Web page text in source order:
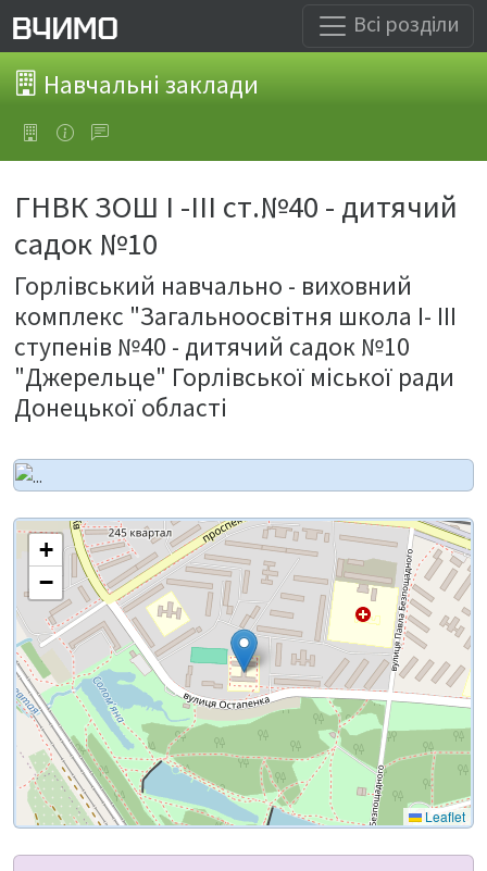
Всі розділи
Навчальні заклади
ГНВК ЗОШ І -ІІІ ст.№40 - дитячий
садок №10
Горлівський навчально - виховний
комплекс "Загальноосвітня школа І- ІІІ
ступенів №40 - дитячий садок №10
"Джерельце" Горлівської міської ради
Донецької області
+
−
Leaflet